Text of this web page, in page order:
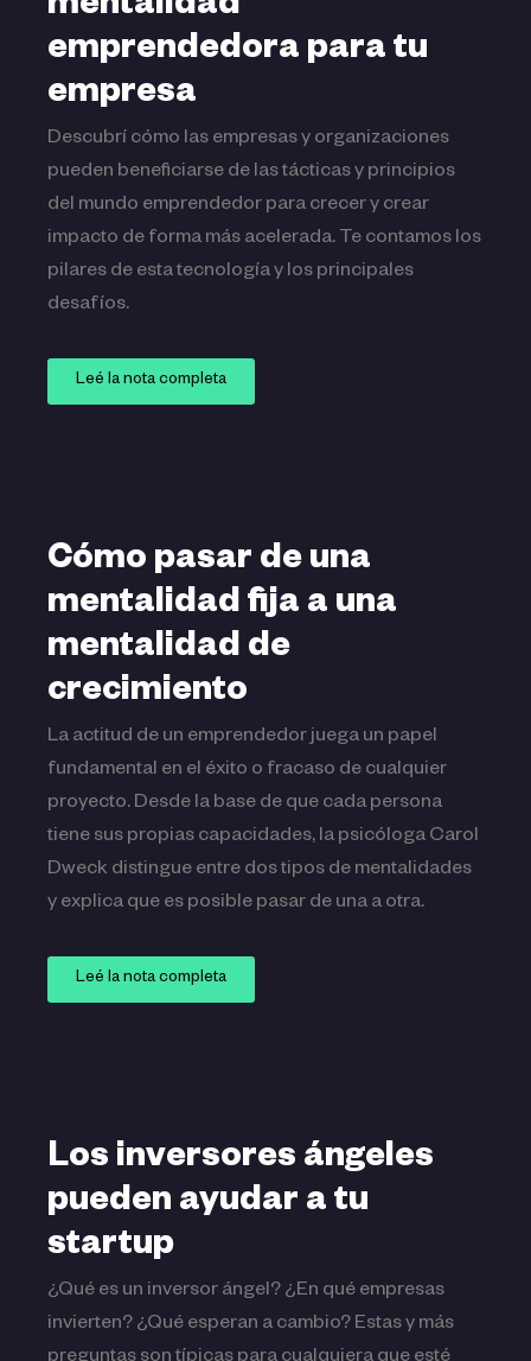
mentalidad
emprendedora para tu
empresa
Descubrí cómo las empresas y organizaciones
pueden beneficiarse de las tácticas y principios
del mundo emprendedor para crecer y crear
impacto de forma más acelerada. Te contamos los
pilares de esta tecnología y los principales
desafíos.
Leé la nota completa
Cómo pasar de una
mentalidad fija a una
mentalidad de
crecimiento
La actitud de un emprendedor juega un papel
fundamental en el éxito o fracaso de cualquier
proyecto. Desde la base de que cada persona
tiene sus propias capacidades, la psicóloga Carol
Dweck distingue entre dos tipos de mentalidades
y explica que es posible pasar de una a otra.
Leé la nota completa
Los inversores ángeles
pueden ayudar a tu
startup
¿Qué es un inversor ángel? ¿En qué empresas
invierten? ¿Qué esperan a cambio? Estas y más